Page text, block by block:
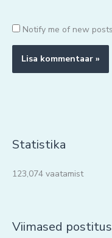
Notify me of new
Statistika
123,074 vaatamist
Viimased